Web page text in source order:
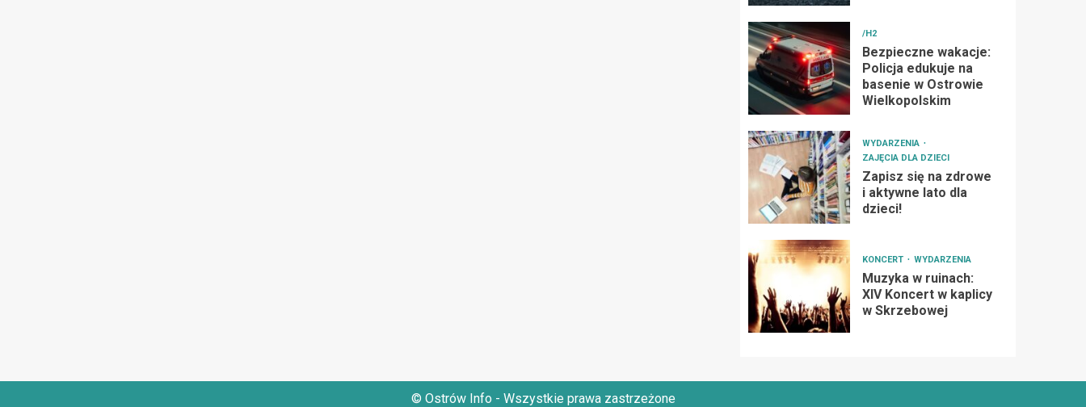
/H2
Bezpieczne wakacje:
Policja edukuje na
basenie w Ostrowie
Wielkopolskim
WYDARZENIA
ZAJĘCIA DLA DZIECI
Zapisz się na zdrowe
i aktywne lato dla
dzieci!
KONCERT WYDARZENIA
Muzyka w ruinach:
XIV Koncert w kaplicy
w Skrzebowej
© Ostrów Info - Wszystkie prawa zastrzeżone